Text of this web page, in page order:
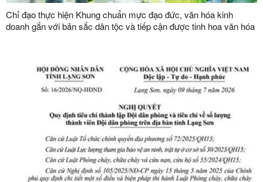
Chỉ đạo thực hiện Khung chuẩn mực đạo đức, văn hóa kinh
doanh gắn với bản sắc dân tộc và tiếp cận được tinh hoa văn hóa